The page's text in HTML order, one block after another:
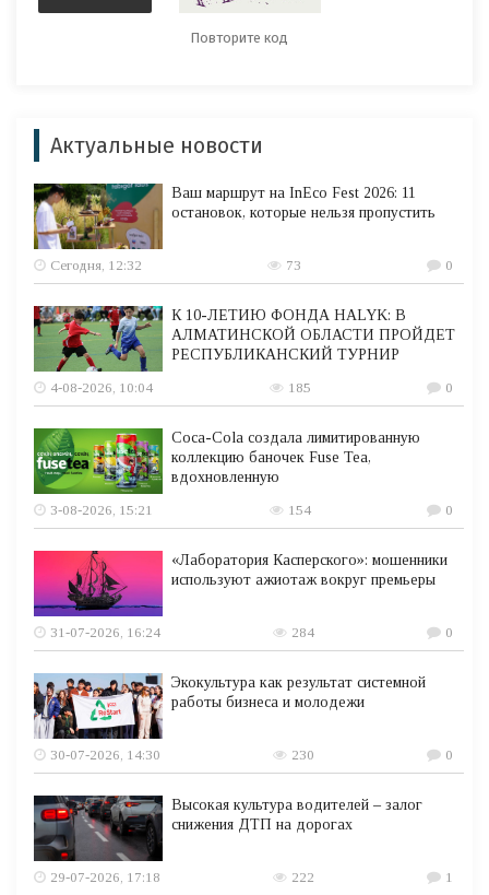
Актуальные новости
Ваш маршрут на InEco Fest 2026: 11
остановок, которые нельзя пропустить
Сегодня, 12:32 73 0
К 10-ЛЕТИЮ ФОНДА HALYK: В
АЛМАТИНСКОЙ ОБЛАСТИ ПРОЙДЕТ
РЕСПУБЛИКАНСКИЙ ТУРНИР
4-08-2026, 10:04
185 0
Coca-Cola создала лимитированную
коллекцию баночек Fuse Tea,
вдохновленную
3-08-2026, 15:21
154 0
«Лаборатория Касперского»: мошенники
используют ажиотаж вокруг премьеры
31-07-2026, 16:24 284 0
Экокультура как результат системной
работы бизнеса и молодежи
30-07-2026, 14:30 230 0
Высокая культура водителей – залог
снижения ДТП на дорогах
29-07-2026, 17:18 222 1